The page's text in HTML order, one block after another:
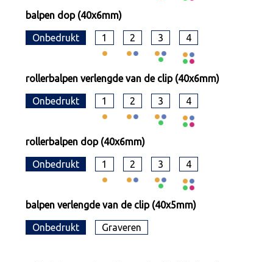
balpen dop (40x6mm)
Onbedrukt 1 2 3 4
rollerbalpen verlengde van de clip (40x6mm)
Onbedrukt 1 2 3 4
rollerbalpen dop (40x6mm)
Onbedrukt 1 2 3 4
balpen verlengde van de clip (40x5mm)
Onbedrukt Graveren